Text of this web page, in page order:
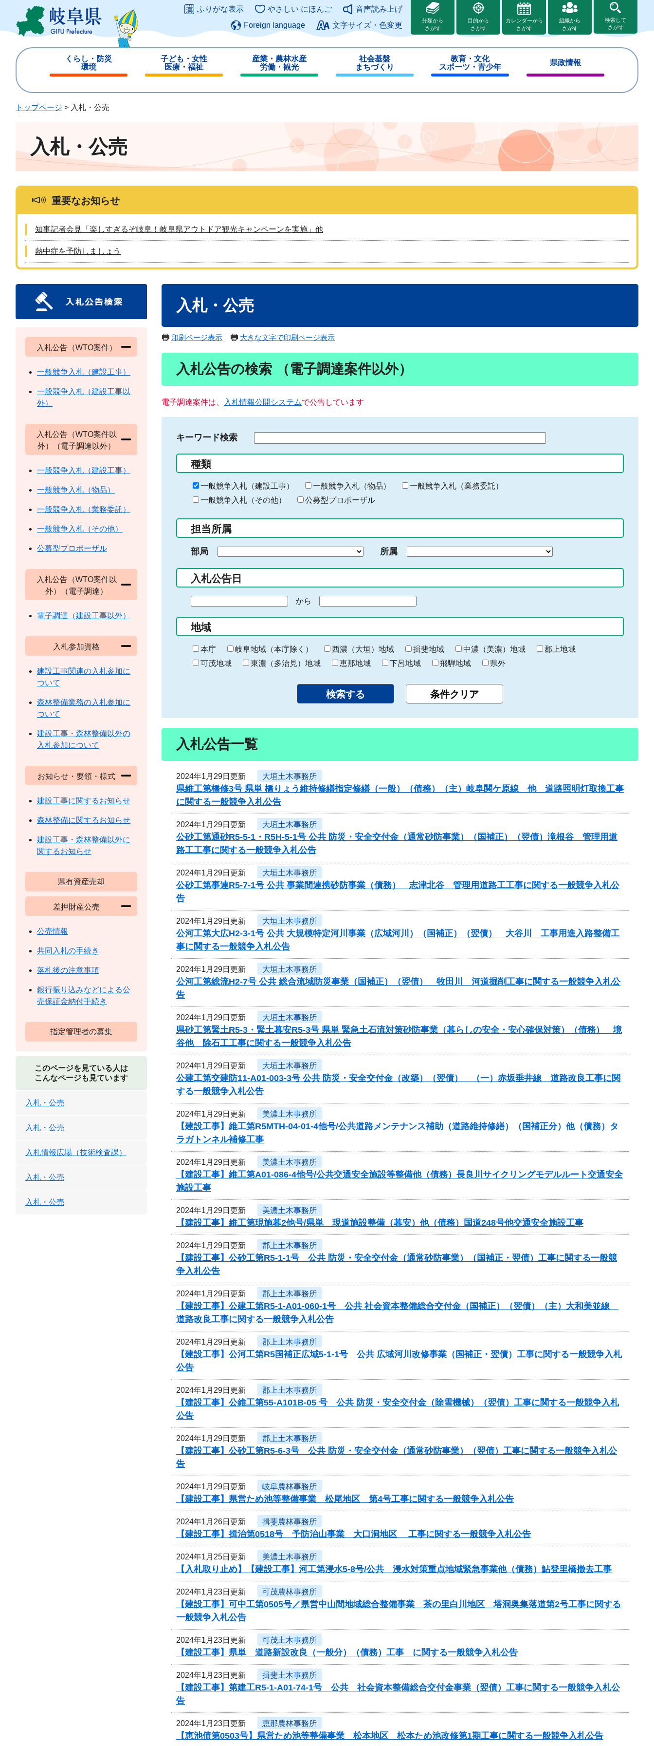
ジ
ュ
このページの本文へ
ふりがな表示 やさしい にほんご
音声読み上げ
Foreign language
文字サイズ・色変更
分類から
さがす
目的から
さがす
カレンダーから
さがす
組織から
さがす
検索して
さがす
くらし・防災
環境
じ
子ども・女性
医療・福祉
じ
産業・農林水産
労働・観光
じ
社会基盤
まちづくり
じ
教育・文化
スポーツ・青少年
じ
県政情報
じ
トップページ > 入札・公売
入札・公売
重要なお知らせ
知事記者会見「楽しすぎるぞ岐阜！岐阜県アウトドア観光キャンペーンを実施」他
熱中症を予防しましょう
入札・公売
印刷ページ表示 大きな文字で印刷ページ表示
入札公告の検索 （電子調達案件以外）
電子調達案件は、 入札情報公開システムで公告しています
キーワード検索
る
キ
ー
ー
入
力
種類
一般競争入札（建設工事） 一般競争入札（物品）
一般競争入札（業務委託）
一般競争入札（その他）
公募型プロポーザル
担当所属
部局 所属
入札公告日
の
始
ま
り
から
終
わ
り
地域
本庁 岐阜地域（本庁除く） 西濃（大垣）地域 揖斐地域 中濃（美濃）地域
郡上地域
可茂地域
東濃（多治見）地域 恵那地域 下呂地域 飛騨地域 県外
入札公告一覧
2024年1月29日更新 大垣土木事務所
県維工第橋修3号 県単 橋りょう維持修繕指定修繕（一般）（債務）（主）岐阜関ケ原線 他 道路照明灯取換工事
に関する一般競争入札公告
2024年1月29日更新 大垣土木事務所
公砂工第通砂R5-5-1・R5H-5-1号 公共 防災・安全交付金（通常砂防事業）（国補正）（翌債）滝根谷 管理用道
路工工事に関する一般競争入札公告
2024年1月29日更新 大垣土木事務所
公砂工第事連R5-7-1号 公共 事業間連携砂防事業（債務） 志津北谷 管理用道路工工事に関する一般競争入札公
告
2024年1月29日更新 大垣土木事務所
公河工第大広H2-3-1号 公共 大規模特定河川事業（広域河川）（国補正）（翌債） 大谷川 工事用進入路整備工
事に関する一般競争入札公告
2024年1月29日更新 大垣土木事務所
公河工第総流H2-7号 公共 総合流域防災事業（国補正）（翌債） 牧田川 河道掘削工事に関する一般競争入札公
告
2024年1月29日更新 大垣土木事務所
県砂工第緊土R5-3・緊土暮安R5-3号 県単 緊急土石流対策砂防事業（暮らしの安全・安心確保対策）（債務） 境
谷他 除石工工事に関する一般競争入札公告
2024年1月29日更新 大垣土木事務所
公建工第交建防11-A01-003-3号 公共 防災・安全交付金（改築）（翌債） （一）赤坂垂井線 道路改良工事に関
する一般競争入札公告
2024年1月29日更新 美濃土木事務所
【建設工事】維工第R5MTH-04-01-4他号/公共道路メンテナンス補助（道路維持修繕）（国補正分）他（債務）タ
ラガトンネル補修工事
2024年1月29日更新 美濃土木事務所
【建設工事】維工第A01-086-4他号/公共交通安全施設等整備他（債務）長良川サイクリングモデルルート交通安全
施設工事
2024年1月29日更新 美濃土木事務所
【建設工事】維工第現施暮2他号/県単 現道施設整備（暮安）他（債務）国道248号他交通安全施設工事
2024年1月29日更新 郡上土木事務所
【建設工事】公砂工第R5-1-1号 公共 防災・安全交付金（通常砂防事業）（国補正・翌債）工事に関する一般競
争入札公告
2024年1月29日更新 郡上土木事務所
【建設工事】公建工第R5-1-A01-060-1号 公共 社会資本整備総合交付金（国補正）（翌債）（主）大和美並線
道路改良工事に関する一般競争入札公告
2024年1月29日更新 郡上土木事務所
【建設工事】公河工第R5国補正広域5-1-1号 公共 広域河川改修事業（国補正・翌債）工事に関する一般競争入札
公告
2024年1月29日更新 郡上土木事務所
【建設工事】公維工第55-A101B-05 号 公共 防災・安全交付金（除雪機械）（翌債）工事に関する一般競争入札
公告
2024年1月29日更新 郡上土木事務所
【建設工事】公砂工第R5-6-3号 公共 防災・安全交付金（通常砂防事業）（翌債）工事に関する一般競争入札公
告
2024年1月29日更新 岐阜農林事務所
【建設工事】県営ため池等整備事業 松尾地区 第4号工事に関する一般競争入札公告
2024年1月26日更新 揖斐農林事務所
【建設工事】揖治第0518号 予防治山事業 大口洞地区 工事に関する一般競争入札公告
2024年1月25日更新 美濃土木事務所
【入札取り止め】【建設工事】河工第浸水5-8号/公共 浸水対策重点地域緊急事業他（債務）鮎登里橋撤去工事
2024年1月23日更新 可茂農林事務所
【建設工事】可中工第0505号／県営中山間地域総合整備事業 茶の里白川地区 塔洞奥集落道第2号工事に関する
一般競争入札公告
2024年1月23日更新 可茂土木事務所
【建設工事】県単 道路新設改良（一般分）（債務）工事 に関する一般競争入札公告
2024年1月23日更新 揖斐土木事務所
【建設工事】第建工R5-1-A01-74-1号 公共 社会資本整備総合交付金事業（翌債）工事に関する一般競争入札公
告
2024年1月23日更新 恵那農林事務所
【恵池債第0503号】県営ため池等整備事業 松本地区 松本ため池改修第1期工事に関する一般競争入札公告
入札公告（WTO案件）
一般競争入札（建設工事）
一般競争入札（建設工事以
外）
入札公告（WTO案件以
外）（電子調達以外）
一般競争入札（建設工事）
一般競争入札（物品）
一般競争入札（業務委託）
一般競争入札（その他）
公募型プロポーザル
入札公告（WTO案件以
外）（電子調達）
電子調達（建設工事以外）
入札参加資格
建設工事関連の入札参加に
ついて
森林整備業務の入札参加に
ついて
建設工事・森林整備以外の
入札参加について
お知らせ・要領・様式
建設工事に関するお知らせ
森林整備に関するお知らせ
建設工事・森林整備以外に
関するお知らせ
県有資産売却
差押財産公売
公売情報
共同入札の手続き
落札後の注意事項
銀行振り込みなどによる公
売保証金納付手続き
指定管理者の募集
このページを見ている人は
こんなページも見ています
入札・公売
入札・公売
入札情報広場（技術検査課）
入札・公売
入札・公売